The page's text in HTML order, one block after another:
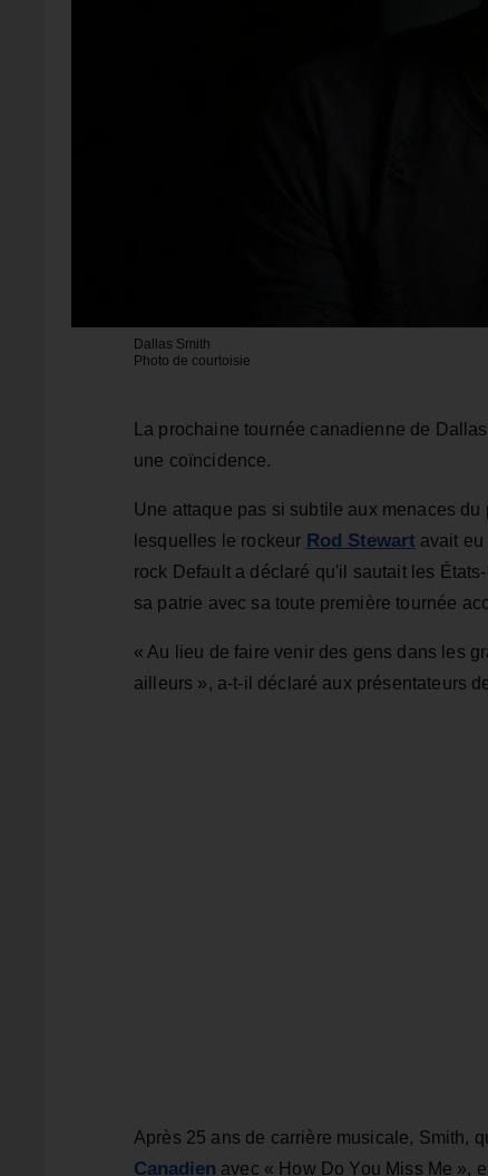
Dallas Smith
Photo de courtoisie
La prochaine tournée canadienne de
une coïncidence.
Une attaque pas si subtile aux menaces
lesquelles le rockeur Rod Stewart avait
rock Default a déclaré qu'il sautait les
sa patrie avec sa toute première tournée
« Au lieu de faire venir des gens dans les
ailleurs », a-t-il déclaré aux présentateurs
Après 25 ans de carrière musicale, Smith,
Canadien avec « How Do You Miss Me »,